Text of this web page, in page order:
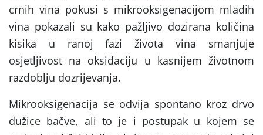
crnih vina pokusi s mikrooksigenacijom mladih
vina pokazali su kako pažljivo dozirana količina
kisika u ranoj fazi života vina smanjuje
osjetljivost na oksidaciju u kasnijem životnom
razdoblju dozrijevanja.
Mikrooksigenacija se odvija spontano kroz drvo
dužice bačve, ali to je i postupak u kojem se